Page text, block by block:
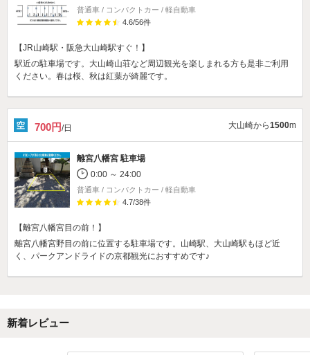
普通車 / コンパクトカー / 軽自動車
4.6/56件
【JR山崎駅・阪急大山崎駅すぐ！】
駅近の駐車場です。大山崎山荘など周辺観光を楽しまれる方も是非ご利用
ください。春は桜、秋は紅葉が綺麗です。
700円/日 大山崎から1500m
離宮八幡宮 駐車場
0:00 ～ 24:00
普通車 / コンパクトカー / 軽自動車
4.7/38件
【離宮八幡宮目の前！】
離宮八幡宮野目の前に位置する駐車場です。山崎駅、大山崎駅もほど近
く、パークアンドライドの京都観光におすすめです♪
新着レビュー